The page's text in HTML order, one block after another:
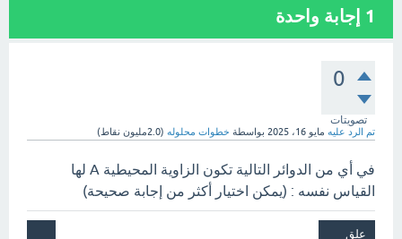
1 إجابة واحدة
0
تصويتات
تم الرد عليه مايو 16، 2025 بواسطة خطوات محلوله (2.0مليون نقاط)
في أي من الدوائر التالية تكون الزاوية المحيطية A لها
القياس نفسه : (يمكن اختيار أكثر من إجابة صحيحة)